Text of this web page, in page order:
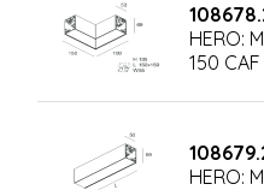
HERO:
150 CAF
HERO: